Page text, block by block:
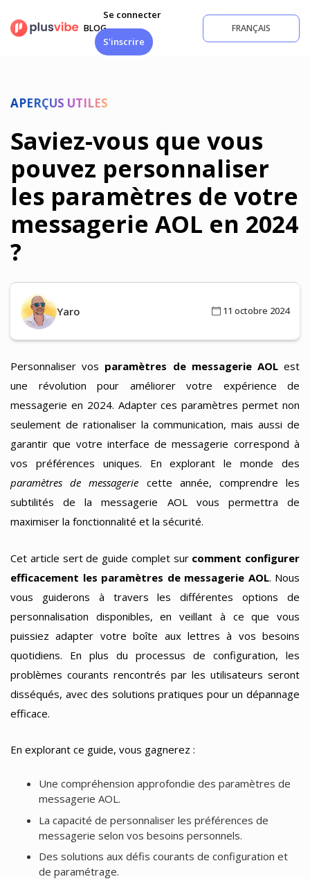
contenu
BLOG
Se connecter
S'inscrire
FRANÇAIS
APERÇUS UTILES
Saviez-vous que vous
pouvez personnaliser
les paramètres de votre
messagerie AOL en 2024
?
Yaro 11 octobre 2024
Personnaliser vos paramètres de messagerie AOLest
une révolution pour améliorer votre expérience de
messagerie en 2024. Adapter ces paramètres permet non
seulement de rationaliser la communication, mais aussi de
garantir que votre interface de messagerie correspond à
vos préférences uniques. En explorant le monde des
paramètres de messagerie cette année, comprendre les
subtilités de la messagerie AOL vous permettra de
maximiser la fonctionnalité et la sécurité.
Cet article sert de guide complet sur comment configurer
efficacement les paramètres de messagerie AOL. Nous
vous guiderons à travers les différentes options de
personnalisation disponibles, en veillant à ce que vous
puissiez adapter votre boîte aux lettres à vos besoins
quotidiens. En plus du processus de configuration, les
problèmes courants rencontrés par les utilisateurs seront
disséqués, avec des solutions pratiques pour un dépannage
efficace.
En explorant ce guide, vous gagnerez :
Une compréhension approfondie des paramètres de
messagerie AOL.
La capacité de personnaliser les préférences de
messagerie selon vos besoins personnels.
Des solutions aux défis courants de configuration et
de paramétrage.